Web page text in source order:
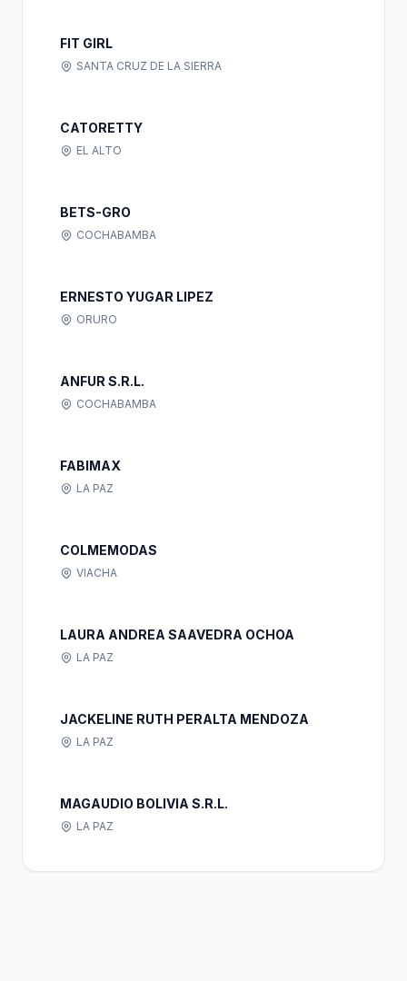
FIT GIRL
SANTA CRUZ DE LA SIERRA
CATORETTY
EL ALTO
BETS-GRO
COCHABAMBA
ERNESTO YUGAR LIPEZ
ORURO
ANFUR S.R.L.
COCHABAMBA
FABIMAX
LA PAZ
COLMEMODAS
VIACHA
LAURA ANDREA SAAVEDRA OCHOA
LA PAZ
JACKELINE RUTH PERALTA MENDOZA
LA PAZ
MAGAUDIO BOLIVIA S.R.L.
LA PAZ